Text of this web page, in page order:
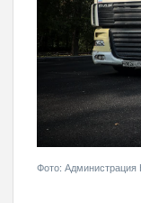
Фото: Администрация